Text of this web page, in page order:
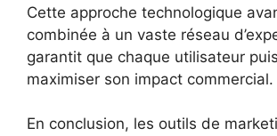
Cette approche technologique
combinée à un vaste réseau
garantit que chaque utilisateur
maximiser son impact commercial.
En conclusion, les outils de